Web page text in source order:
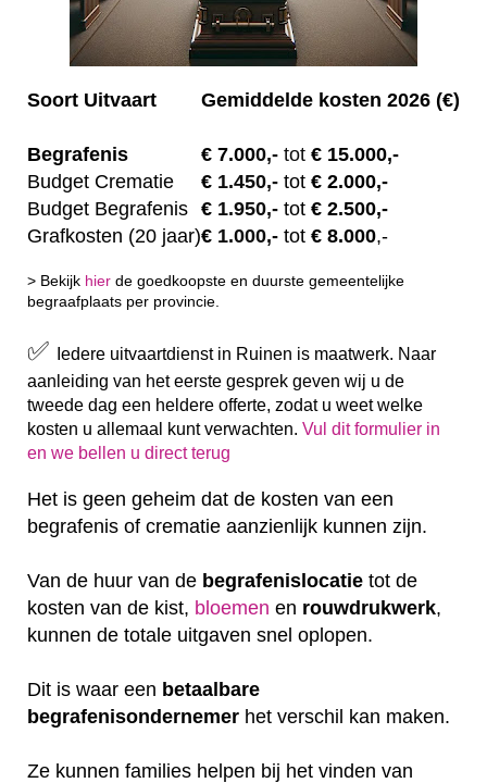
Soort Uitvaart Gemiddelde kosten 2026 (€)
Begrafenis € 7.000,- tot € 15.000,-
Budget Crematie
€ 1.450,- tot € 2.000,-
Budget Begrafenis € 1.950,- tot € 2.500,-
Grafkosten (20 jaar)€ 1.000,- tot € 8.000,-
> Bekijk hier de goedkoopste en duurste gemeentelijke
begraafplaats per provincie.
✅
Iedere uitvaartdienst in Ruinen is maatwerk. Naar
aanleiding van het eerste gesprek geven wij u de
tweede dag een heldere offerte, zodat u weet welke
kosten u allemaal kunt verwachten. Vul dit formulier in
en we bellen u direct terug
Het is geen geheim dat de kosten van een
begrafenis of crematie aanzienlijk kunnen zijn.
Van de huur van de begrafenislocatie tot de
kosten van de kist, bloemen en rouwdrukwerk,
kunnen de totale uitgaven snel oplopen.
Dit is waar een betaalbare
begrafenisondernemer het verschil kan maken.
Ze kunnen families helpen bij het vinden van